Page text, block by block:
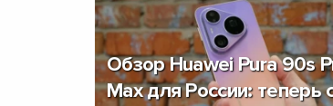
Обзор Huawei Pura 90s
Max для России: теперь